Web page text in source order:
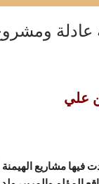
عادلة
علي
فيها مشاريع